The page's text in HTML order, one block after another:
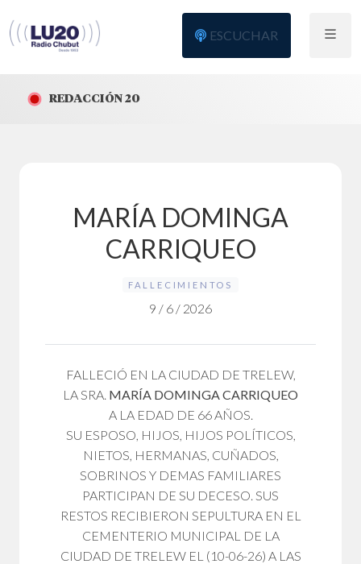
ESCUCHAR
REDACCIÓN 20
MARÍA DOMINGA
CARRIQUEO
FALLECIMIENTOS
9 / 6 / 2026
FALLECIÓ EN LA CIUDAD DE TRELEW,
LA SRA. MARÍA DOMINGA CARRIQUEO
A LA EDAD DE 66 AÑOS.
SU ESPOSO, HIJOS, HIJOS POLÍTICOS,
NIETOS, HERMANAS, CUÑADOS,
SOBRINOS Y DEMAS FAMILIARES
PARTICIPAN DE SU DECESO. SUS
RESTOS RECIBIERON SEPULTURA EN EL
CEMENTERIO MUNICIPAL DE LA
CIUDAD DE TRELEW EL (10-06-26) A LAS